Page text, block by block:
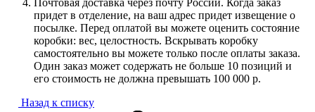
придет в отделение, на ваш адрес придет извещение о
посылке. Перед оплатой вы можете оценить состояние
коробки: вес, целостность. Вскрывать коробку
самостоятельно вы можете только после оплаты заказа.
Один заказ может содержать не больше 10 позиций и
его стоимость не должна превышать 100 000 р.
Назад к списку